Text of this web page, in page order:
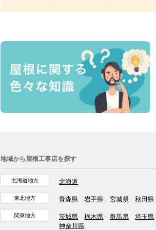
地域から屋根工事店を探す
北海道地方 北海道
東北地方 青森県 岩手県 宮城県 秋田県
関東地方 茨城県 栃木県 群馬県 埼玉県
神奈川県